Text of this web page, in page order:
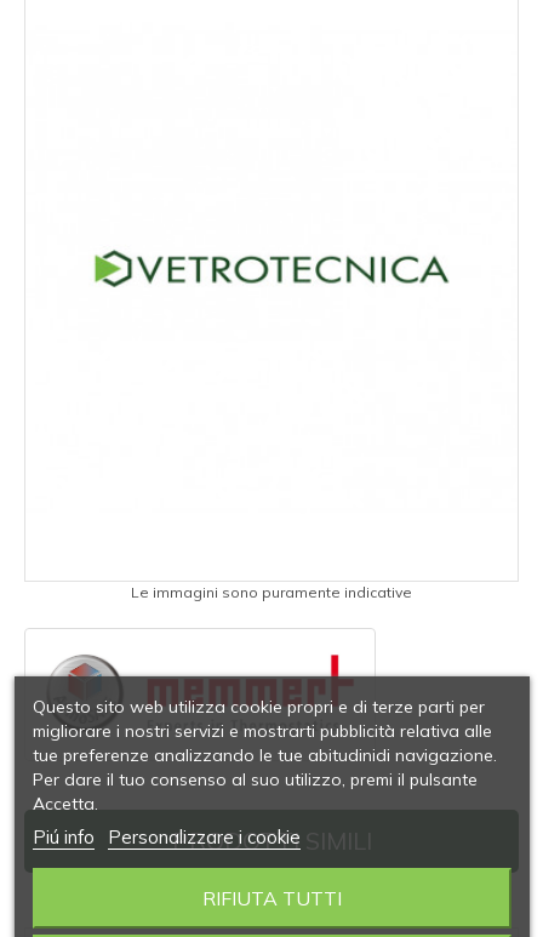
Le immagini sono puramente indicative
PRODOTTI SIMILI
‹ ›
Questo sito web utilizza cookie propri e di terze parti per
migliorare i nostri servizi e mostrarti pubblicità relativa alle
tue preferenze analizzando le tue abitudinidi navigazione.
Per dare il tuo consenso al suo utilizzo, premi il pulsante
Accetta.
Piú info Personalizzare i cookie
RIFIUTA TUTTI